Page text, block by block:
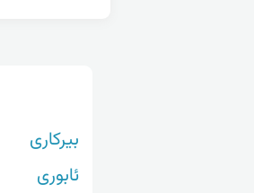
بیرکاری
ئابوری